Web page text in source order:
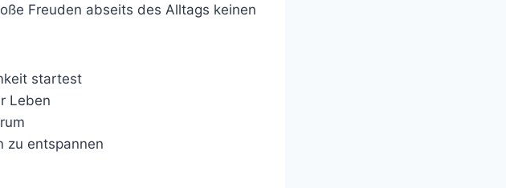
Freuden abseits des Alltags keinen
startest
Leben
zu entspannen